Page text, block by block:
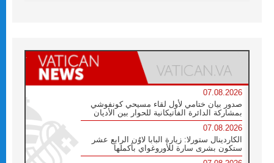
07.08.2026
صدور بيان ختامي لأول لقاء مسيحي كونفوشي
بمشاركة الدائرة الفاتيكانية للحوار بين الأديان
07.08.2026
الكاردينال ستورلا: زيارة البابا لاوُن الرابع عشر
ستكون بشرى سارة للأوروغواي بأكملها